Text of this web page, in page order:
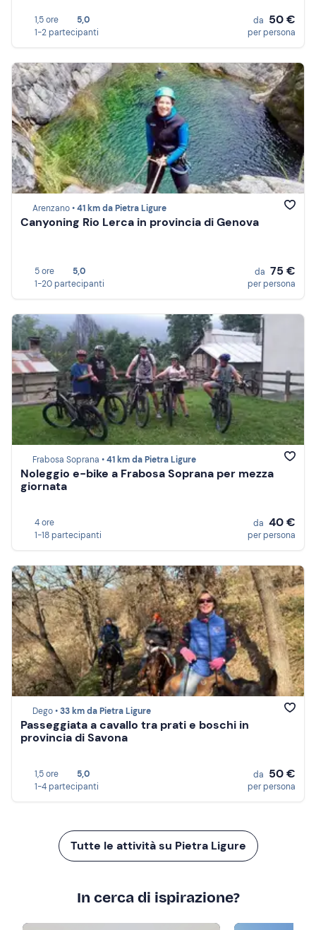
1,5 ore
5,0
1-2 partecipanti
da 50 €
per persona
Arenzano •41 km da Pietra Ligure
Canyoning Rio Lerca in provincia di Genova
5 ore
5,0
1-20 partecipanti
da 75 €
per persona
Frabosa Soprana •41 km da Pietra Ligure
Noleggio e-bike a Frabosa Soprana per mezza
giornata
4 ore
1-18 partecipanti
da 40 €
per persona
Dego •33 km da Pietra Ligure
Passeggiata a cavallo tra prati e boschi in
provincia di Savona
1,5 ore
5,0
1-4 partecipanti
da 50 €
per persona
Tutte le attività su Pietra Ligure
In cerca di ispirazione?